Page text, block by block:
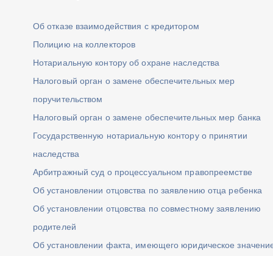
Об отказе взаимодействия с кредитором
Полицию на коллекторов
Нотариальную контору об охране наследства
Налоговый орган о замене обеспечительных мер
поручительством
Налоговый орган о замене обеспечительных мер банка
Государственную нотариальную контору о принятии
наследства
Арбитражный суд о процессуальном правопреемстве
Об установлении отцовства по заявлению отца ребенка
Об установлении отцовства по совместному заявлению
родителей
Об установлении факта, имеющего юридическое